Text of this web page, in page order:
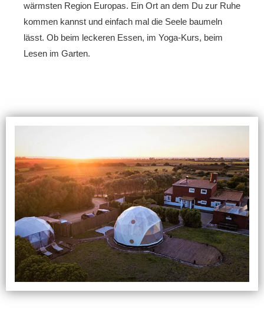
wärmsten Region Europas. Ein Ort an dem Du zur Ruhe
kommen kannst und einfach mal die Seele baumeln
lässt. Ob beim leckeren Essen, im Yoga-Kurs, beim
Lesen im Garten.